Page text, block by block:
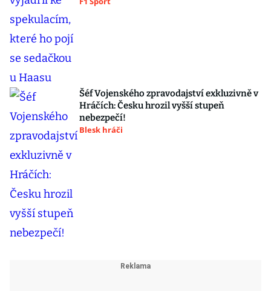
Šéf Vojenského zpravodajství exkluzivně v
Hráčích: Česku hrozil vyšší stupeň
nebezpečí!
Blesk hráči